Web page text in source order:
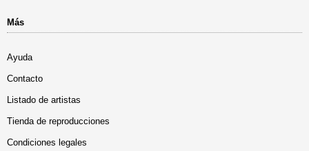
Más
Ayuda
Contacto
Listado de artistas
Tienda de reproducciones
Condiciones legales